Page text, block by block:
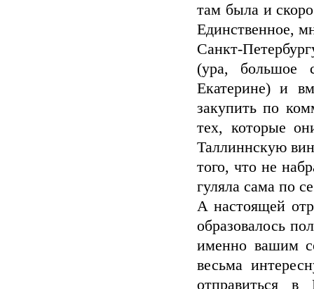
там была и
Единственное,
Санкт-
(ура, большое
Екатерине) и
закупить по
тех, которые
Таллиннскую
того, что не
гуляла сама по
А настоящей
образовалось
именно вашим
весьма
отправиться в